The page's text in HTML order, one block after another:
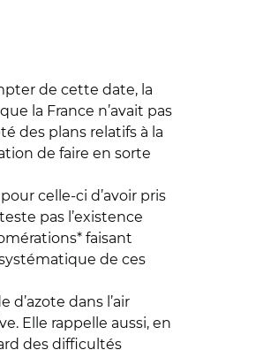
de cette date, la
la France n’avait pas
des plans relatifs à la
de faire en sorte
celle-ci d’avoir pris
pas l’existence
faisant
de ces
dans l’air
Elle rappelle aussi, en
des difficultés